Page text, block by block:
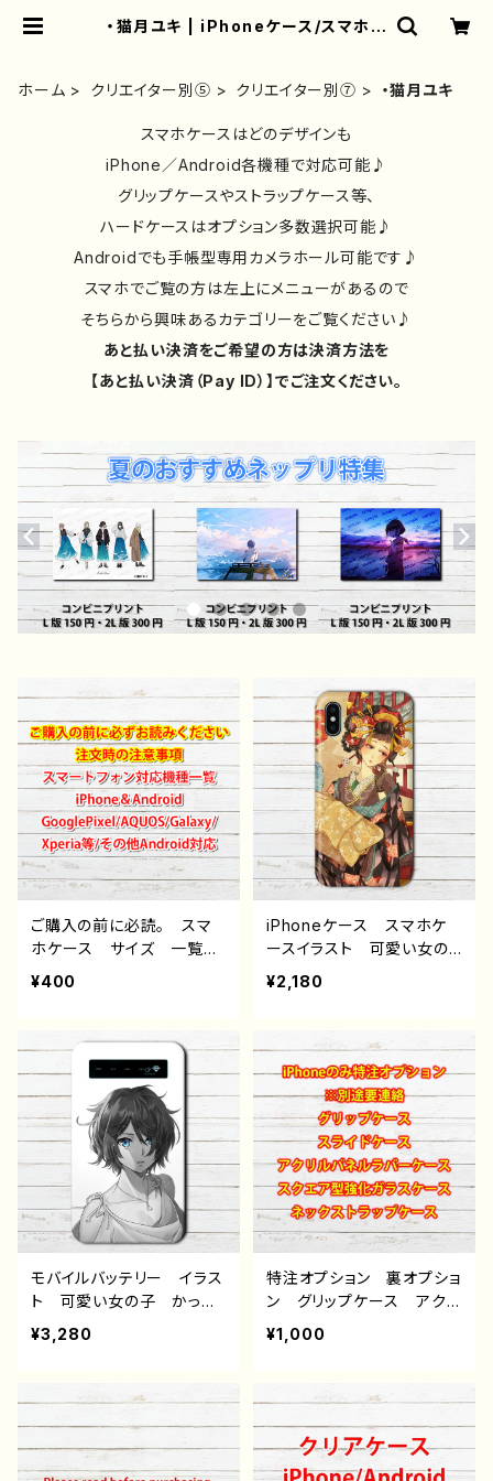
・猫月ユキ | iPhoneケース/スマホケ
ホーム クリエイター別⑤ クリエイター別⑦ ・猫月ユキ
スマホケースはどのデザインも
iPhone／Android各機種で対応可能♪
グリップケースやストラップケース等、
ハードケースはオプション多数選択可能♪
Androidでも手帳型専用カメラホール可能です♪
スマホでご覧の方は左上にメニューがあるので
そちらから興味あるカテゴリーをご覧ください♪
あと払い決済をご希望の方は決済方法を
【あと払い決済（Pay ID）】でご注文ください。
ご購入の前に必読。 スマ
ホケース サイズ 一覧
選び方 iPhoneケース A
eria GooglePixel AQ
UOS OPPO ワイモバイ
ル etc. 手帳型 全機種
対応
¥400
iPhoneケース スマホケ
ースイラスト 可愛い女の
子 かっこいい女子 おし
ゃれ服 着物 和服 和
ロ レディース iPhone1
5/14/13/12/11 AQUOS
Xperia Googlepixel A
ndroid アンドロイド ケ
ース 個性的 おすすめ
人気 イラストレーター
クリエイター 絵師 オリ
ジナル デザイン グッ
ズ タイトル：大正末の妓楼
にて 作：猫月ユキ
¥2,180
モバイルバッテリー イラス
ト 可愛い女の子 かっこ
いい女子 おしゃれ かわ
いい 黒髪 ショートカッ
個性的 iPhone 軽量
ズ 人気 イラストレータ
ー クリエイター 絵師
¥3,280
特注オプション 裏オプショ
ン グリップケース アクリ
ルパネルラバーケース ス
クエア型強化ガラスケー
貨屋アリスの白うさぎ
¥1,000